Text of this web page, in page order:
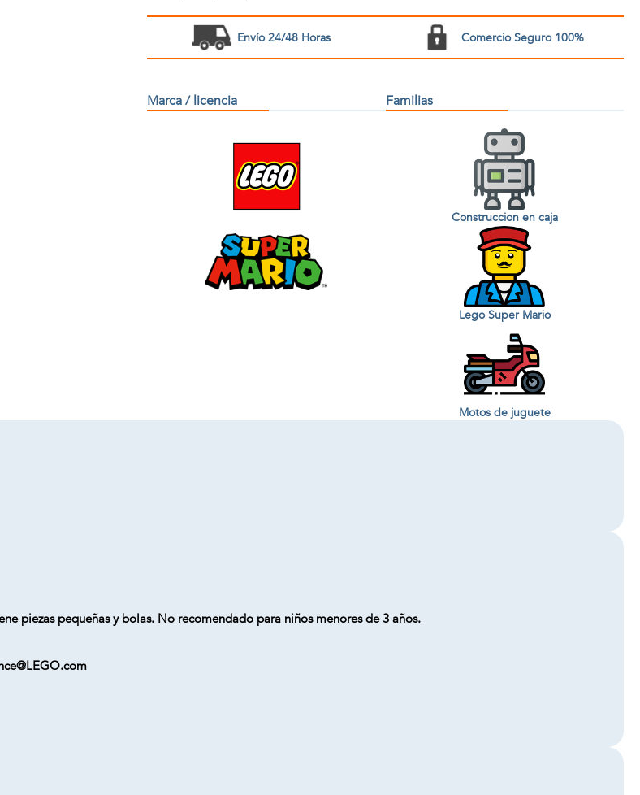
Envío 24/48 Horas Comercio Seguro 100%
Marca / licencia Familias
Construccion en caja
Lego Super Mario
Motos de juguete
piezas pequeñas y bolas. No recomendado para niños menores de 3 años.